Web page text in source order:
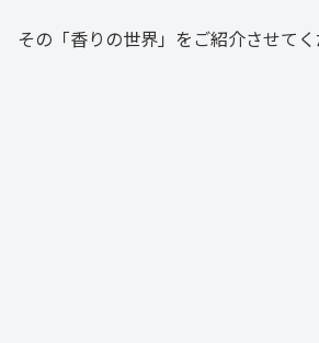
その「香りの世界」をご紹介させてく